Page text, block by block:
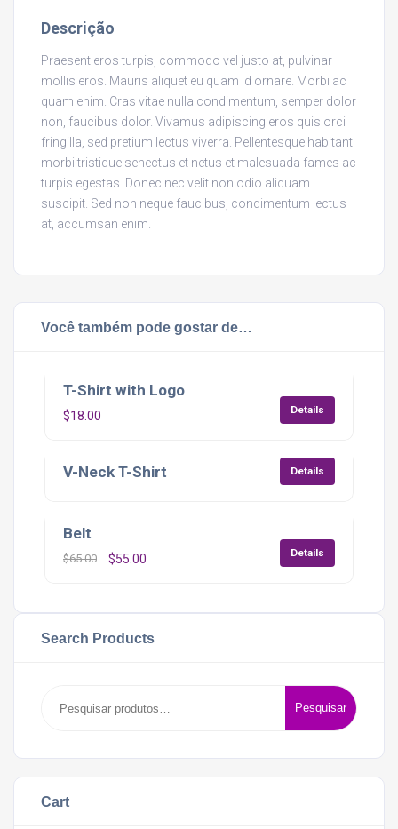
Descrição
Praesent eros turpis, commodo vel justo at, pulvinar
mollis eros. Mauris aliquet eu quam id ornare. Morbi ac
quam enim. Cras vitae nulla condimentum, semper dolor
non, faucibus dolor. Vivamus adipiscing eros quis orci
fringilla, sed pretium lectus viverra. Pellentesque habitant
morbi tristique senectus et netus et malesuada fames ac
turpis egestas. Donec nec velit non odio aliquam
suscipit. Sed non neque faucibus, condimentum lectus
at, accumsan enim.
Você também pode gostar de…
T-Shirt with Logo
$18.00 Details
V-Neck T-Shirt Details
Oferta!
Belt
$65.00
O
$65.00.
$55.00
$55.00.
Details
Search Products
por:
Pesquisar
Cart